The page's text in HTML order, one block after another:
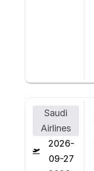
Saudi
Airlines
2026-
09-27